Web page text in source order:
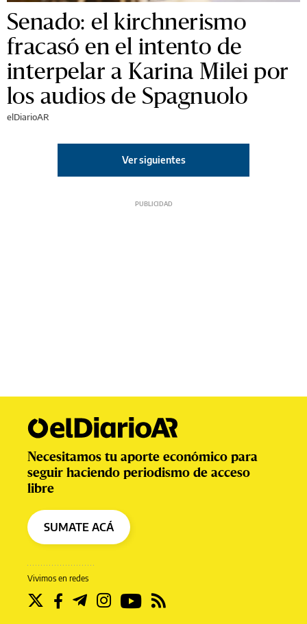
Senado: el kirchnerismo
fracasó en el intento de
interpelar a Karina Milei por
los audios de Spagnuolo
elDiarioAR
Ver siguientes
Vivimos en redes
Necesitamos tu aporte económico para
seguir haciendo periodismo de acceso
libre
SUMATE ACÁ